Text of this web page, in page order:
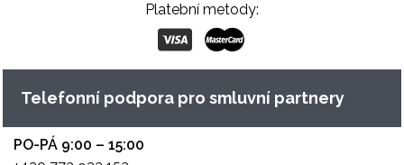
Platební metody:
Telefonní podpora pro smluvní partnery
PO-PÁ 9:00 – 15:00